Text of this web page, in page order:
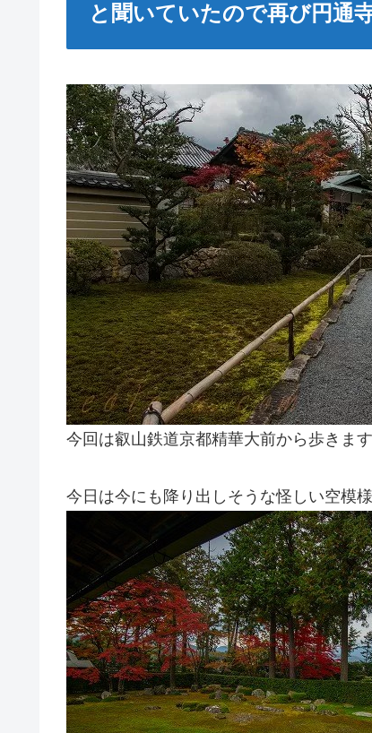
と聞いていたので再び円通
今回は叡山鉄道京都精華大前から歩きま
今日は今にも降り出しそうな怪しい空模